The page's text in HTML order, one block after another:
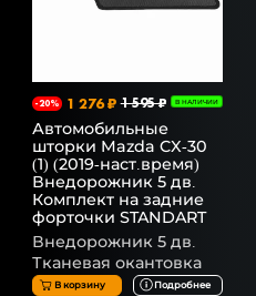
-20% 1 276 ₽ 1 595 ₽ В НАЛИЧИИ
Автомобильные
шторки Mazda CX-30
(1) (2019-наст.время)
Внедорожник 5 дв.
Комплект на задние
форточки STANDART
Внедорожник 5 дв.
Тканевая окантовка
В корзину Подробнее